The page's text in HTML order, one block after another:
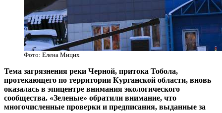
Фото: Елена Мицих
Тема загрязнения реки Черной, притока Тобола,
протекающего по территории Курганской области, вновь
оказалась в эпицентре внимания экологического
сообщества. «Зеленые» обратили внимание, что
многочисленные проверки и предписания, выданные за